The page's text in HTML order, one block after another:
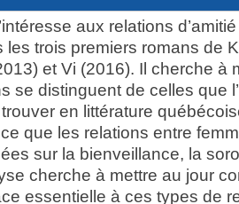
aux relations
les trois premiers romans de
et Vi (2016). Il cherche à
se distinguent de celles que
en littérature
que les relations entre
sur la bienveillance, la
cherche à mettre au jour
essentielle à ces types de